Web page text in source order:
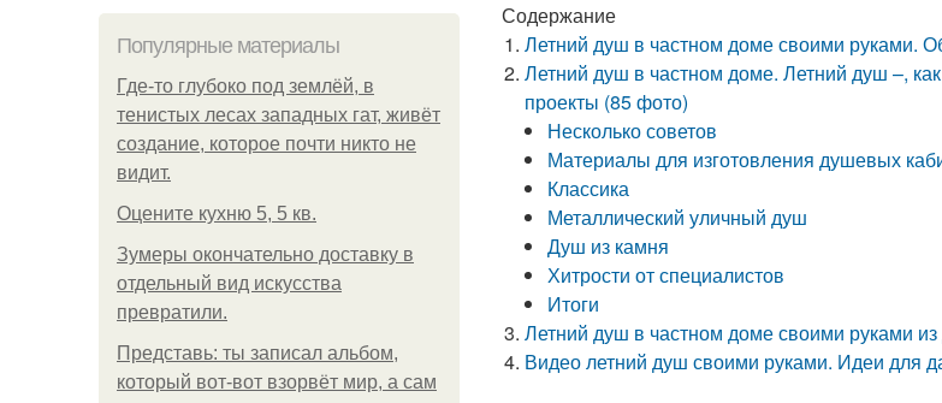
Популярные материалы
Где-то глубоко под землёй, в
тенистых лесах западных гат, живёт
создание, которое почти никто не
видит.
Оцените кухню 5, 5 кв.
Зумеры окончательно доставку в
отдельный вид искусства
превратили.
Представь: ты записал альбом,
который вот-вот взорвёт мир, а сам
Содержание
Летний душ в частном доме своими руками.
Летний душ в частном доме. Летний душ –,
проекты (85 фото)
Несколько советов
Материалы для изготовления душевых
Классика
Металлический уличный душ
Душ из камня
Хитрости от специалистов
Итоги
Летний душ в частном доме своими руками
Видео летний душ своими руками. Идеи для